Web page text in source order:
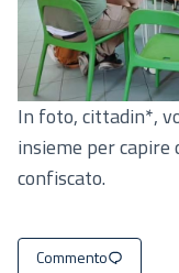
In foto, cittadin*,
insieme per capire
confiscato.
Commento